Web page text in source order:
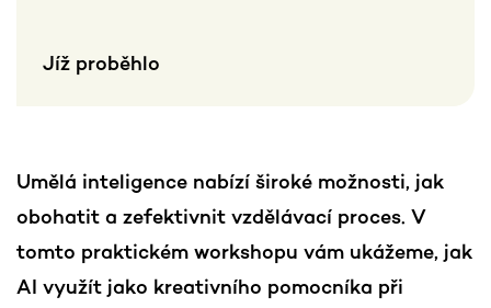
Umělá inteligence nabízí široké možnosti, jak
obohatit a zefektivnit vzdělávací proces. V
tomto praktickém workshopu vám ukážeme, jak
AI využít jako kreativního pomocníka při
Jíž proběhlo